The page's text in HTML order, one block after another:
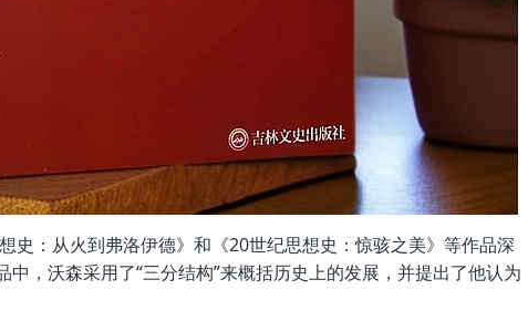
史：从火到弗洛伊德》和《20世纪思想史：惊骇之美》等作品深
，沃森采用了“三分结构”来概括历史上的发展，并提出了他认为